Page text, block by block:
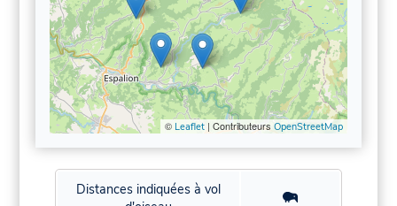
© Leaflet| Contributeurs OpenStreetMap
Distances indiquées à vol